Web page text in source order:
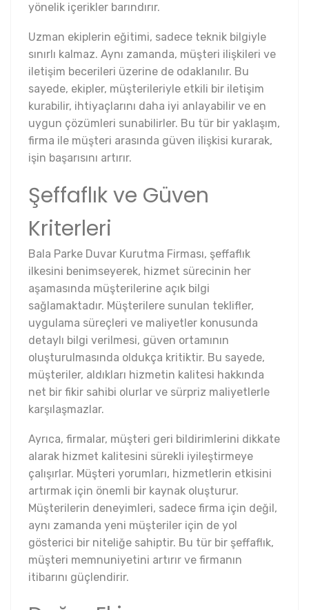
yönelik içerikler barındırır.
Uzman ekiplerin eğitimi, sadece teknik bilgiyle
sınırlı kalmaz. Aynı zamanda, müşteri ilişkileri ve
iletişim becerileri üzerine de odaklanılır. Bu
sayede, ekipler, müşterileriyle etkili bir iletişim
kurabilir, ihtiyaçlarını daha iyi anlayabilir ve en
uygun çözümleri sunabilirler. Bu tür bir yaklaşım,
firma ile müşteri arasında güven ilişkisi kurarak,
işin başarısını artırır.
Şeffaflık ve Güven
Kriterleri
Bala Parke Duvar Kurutma Firması, şeffaflık
ilkesini benimseyerek, hizmet sürecinin her
aşamasında müşterilerine açık bilgi
sağlamaktadır. Müşterilere sunulan teklifler,
uygulama süreçleri ve maliyetler konusunda
detaylı bilgi verilmesi, güven ortamının
oluşturulmasında oldukça kritiktir. Bu sayede,
müşteriler, aldıkları hizmetin kalitesi hakkında
net bir fikir sahibi olurlar ve sürpriz maliyetlerle
karşılaşmazlar.
Ayrıca, firmalar, müşteri geri bildirimlerini dikkate
alarak hizmet kalitesini sürekli iyileştirmeye
çalışırlar. Müşteri yorumları, hizmetlerin etkisini
artırmak için önemli bir kaynak oluşturur.
Müşterilerin deneyimleri, sadece firma için değil,
aynı zamanda yeni müşteriler için de yol
gösterici bir niteliğe sahiptir. Bu tür bir şeffaflık,
müşteri memnuniyetini artırır ve firmanın
itibarını güçlendirir.